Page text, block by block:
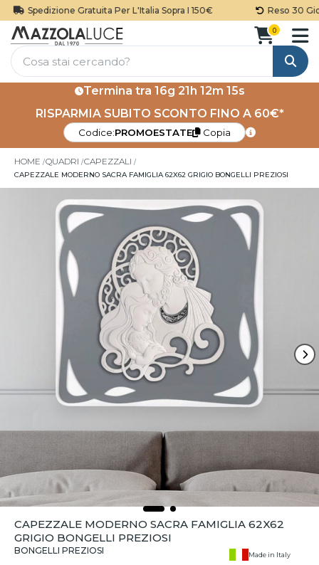
Spedizione Gratuita Per L'Italia Sopra I 150€ Reso 30
Cerca
0
Termina tra 16g 21h 12m 15s
RISPARMIA SUBITO SCONTO FINO A 60€*
Codice:PROMOESTATE Copia
HOME QUADRI CAPEZZALI
CAPEZZALE MODERNO SACRA FAMIGLIA 62X62 GRIGIO BONGELLI PREZIOSI
CAPEZZALE MODERNO SACRA FAMIGLIA 62X62
GRIGIO BONGELLI PREZIOSI
BONGELLI PREZIOSI Made in Italy